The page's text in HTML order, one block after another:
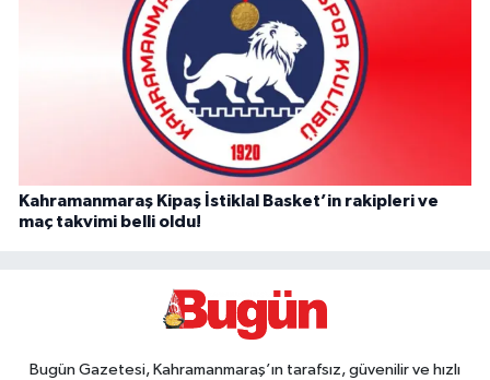
Kahramanmaraş Kipaş İstiklal Basket’in rakipleri ve
maç takvimi belli oldu!
Bugün Gazetesi, Kahramanmaraş’ın tarafsız, güvenilir ve hızlı